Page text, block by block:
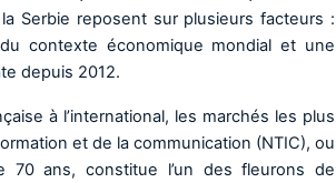
Serbie reposent sur plusieurs facteurs :
contexte économique mondial et une
depuis 2012.
à l’international, les marchés les plus
et de la communication (NTIC), ou
70 ans, constitue l’un des fleurons de